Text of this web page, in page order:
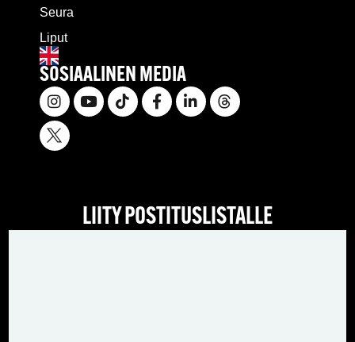
Seura
Liput
SOSIAALINEN MEDIA
LIITY POSTITUSLISTALLE